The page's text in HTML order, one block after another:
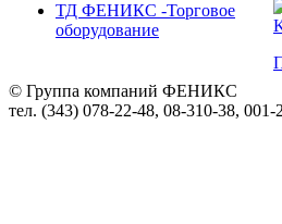
ТД ФЕНИКС -Торговое
оборудование
© Группа компаний ФЕНИКС
тел. (343) 078-22-48, 08-310-38,